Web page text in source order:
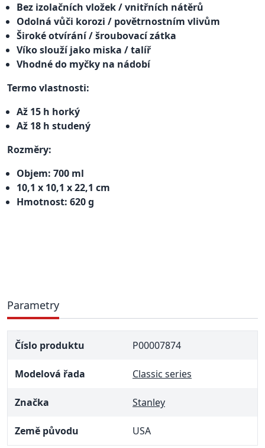
Bez izolačních vložek / vnitřních nátěrů
Odolná vůči korozi / povětrnostním vlivům
Široké otvírání / šroubovací zátka
Víko slouží jako miska / talíř
Vhodné do myčky na nádobí
Termo vlastnosti:
Až 15 h horký
Až 18 h studený
Rozměry:
Objem: 700 ml
10,1 x 10,1 x 22,1 cm
Hmotnost: 620 g
Parametry
Číslo produktu P00007874
Modelová řada Classic series
Značka Stanley
Země původu USA